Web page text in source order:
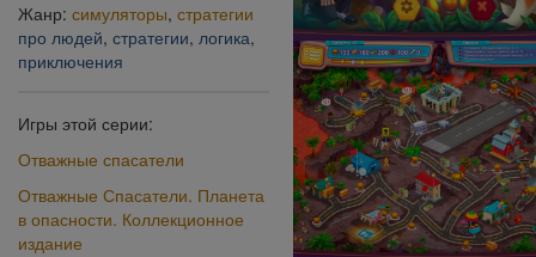
Жанр: симуляторы, стратегии
про людей, стратегии, логика,
приключения
Игры этой серии:
Отважные спасатели
Отважные Спасатели. Планета
в опасности. Коллекционное
издание